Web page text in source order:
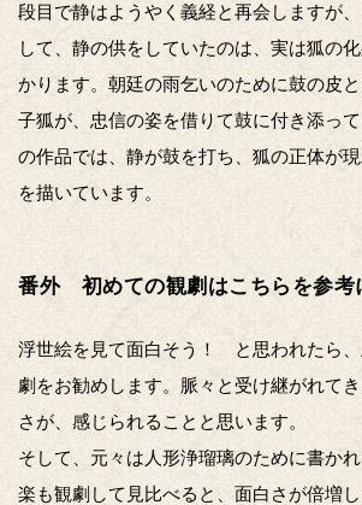
段目で静はようやく義経と再会しますが
して、静の供をしていたのは、実は狐の
かります。朝廷の雨乞いのために鼓の皮
子狐が、忠信の姿を借りて鼓に付き添っ
の作品では、静が鼓を打ち、狐の正体が
を描いています。
番外 初めての観劇はこちらを参考
浮世絵を見て面白そう！ と思われたら
劇をお勧めします。脈々と受け継がれて
さが、感じられることと思います。
そして、元々は人形浄瑠璃のために書か
楽も観劇して見比べると、面白さが倍増し